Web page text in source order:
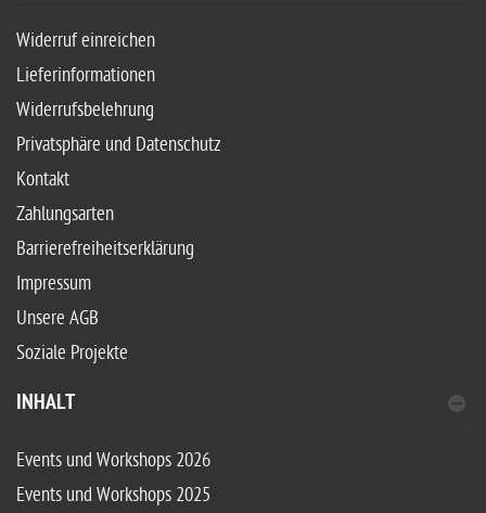
Widerruf einreichen
Lieferinformationen
Widerrufsbelehrung
Privatsphäre und Datenschutz
Kontakt
Zahlungsarten
Barrierefreiheitserklärung
Impressum
Unsere AGB
Soziale Projekte
INHALT
Events und Workshops 2026
Events und Workshops 2025